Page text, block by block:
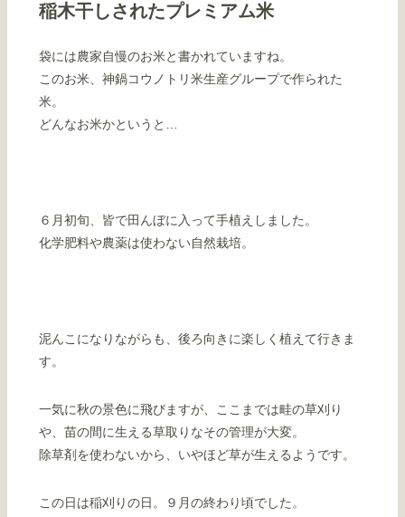
稲木干しされたプレミアム米
袋には農家自慢のお米と書かれていますね。
このお米、神鍋コウノトリ米生産グループで作られた
米。
どんなお米かというと…
６月初旬、皆で田んぼに入って手植えしました。
化学肥料や農薬は使わない自然栽培。
泥んこになりながらも、後ろ向きに楽しく植えて行きま
す。
一気に秋の景色に飛びますが、ここまでは畦の草刈り
や、苗の間に生える草取りなその管理が大変。
除草剤を使わないから、いやほど草が生えるようです。
この日は稲刈りの日。９月の終わり頃でした。